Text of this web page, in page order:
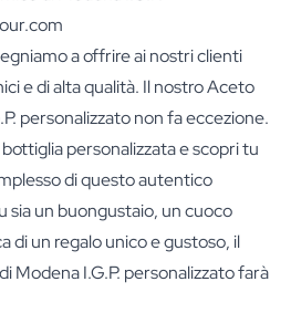
a offrire ai nostri clienti
e di alta qualità. Il nostro Aceto
personalizzato non fa eccezione.
personalizzata e scopri tu
di questo autentico
sia un buongustaio, un cuoco
di un regalo unico e gustoso, il
Modena I.G.P. personalizzato farà